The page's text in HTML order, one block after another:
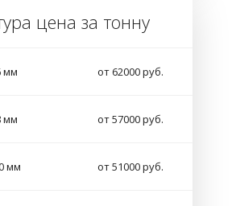
цена за тонну
мм от 62000 руб.
мм от 57000 руб.
мм от 51000 руб.